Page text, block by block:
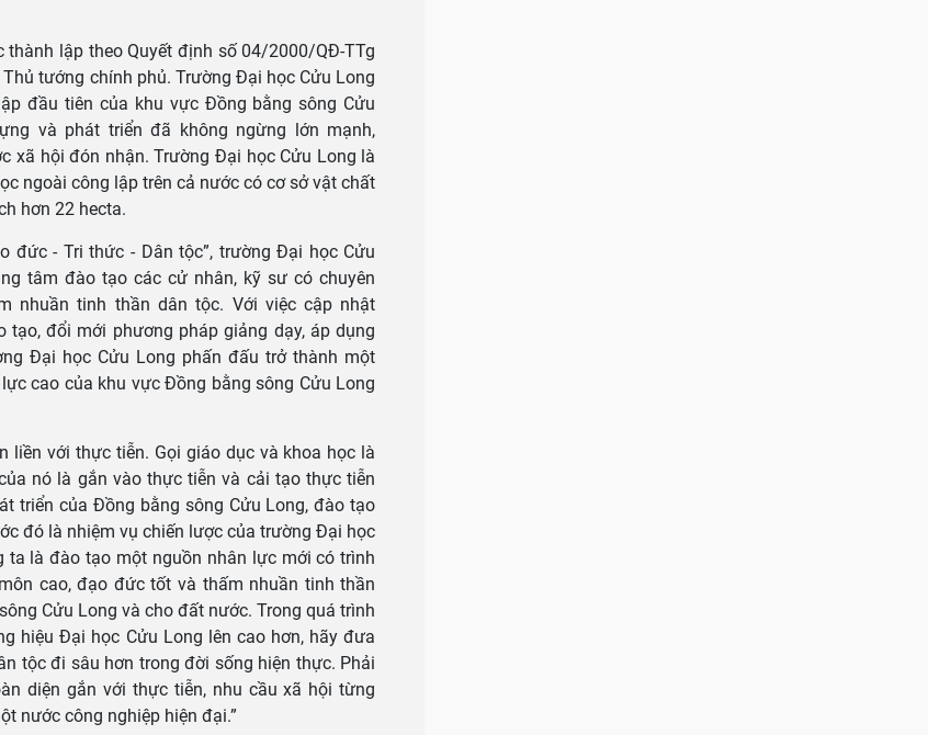
lập theo Quyết định số 04/2000/QĐ-TTg
tướng chính phủ. Trường Đại học Cửu Long
đầu tiên của khu vực Đồng bằng sông Cửu
và phát triển đã không ngừng lớn mạnh,
xã hội đón nhận. Trường Đại học Cửu Long là
ngoài công lập trên cả nước có cơ sở vật chất
hơn 22 hecta.
đức - Tri thức - Dân tộc”, trường Đại học Cửu
tâm đào tạo các cử nhân, kỹ sư có chuyên
nhuần tinh thần dân tộc. Với việc cập nhật
tạo, đổi mới phương pháp giảng dạy, áp dụng
Đại học Cửu Long phấn đấu trở thành một
cao của khu vực Đồng bằng sông Cửu Long
liền với thực tiễn. Gọi giáo dục và khoa học là
nó là gắn vào thực tiễn và cải tạo thực tiễn
triển của Đồng bằng sông Cửu Long, đào tạo
đó là nhiệm vụ chiến lược của trường Đại học
ta là đào tạo một nguồn nhân lực mới có trình
cao, đạo đức tốt và thấm nhuần tinh thần
Cửu Long và cho đất nước. Trong quá trình
hiệu Đại học Cửu Long lên cao hơn, hãy đưa
tộc đi sâu hơn trong đời sống hiện thực. Phải
diện gắn với thực tiễn, nhu cầu xã hội từng
nước công nghiệp hiện đại.”